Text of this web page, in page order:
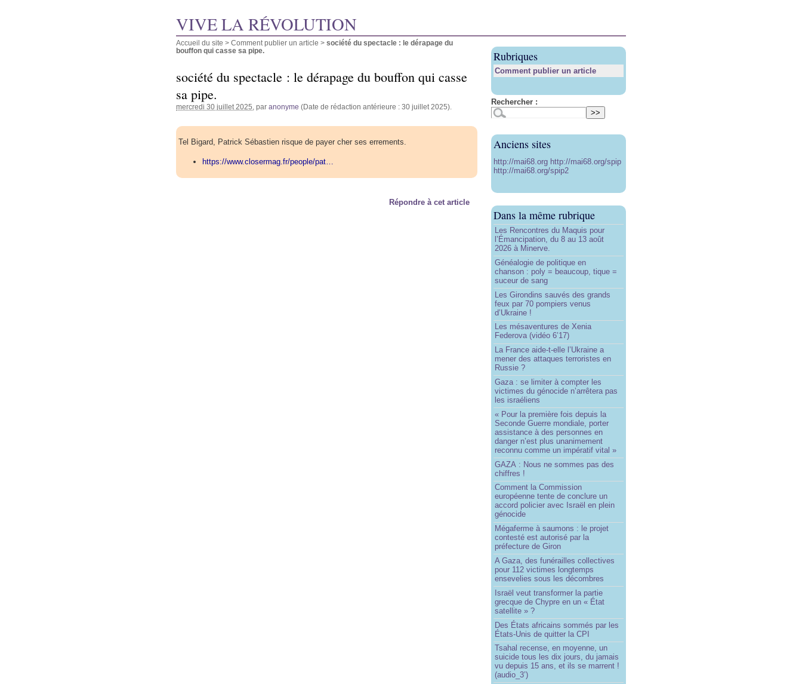
VIVE LA RÉVOLUTION
Accueil du site > Comment publier un article > société du spectacle : le dérapage du
bouffon qui casse sa pipe.
société du spectacle : le dérapage du bouffon qui casse
sa pipe.
mercredi 30 juillet 2025 , par anonyme (Date de rédaction antérieure : 30 juillet 2025).
Tel Bigard, Patrick Sébastien risque de payer cher ses errements.
https://www.closermag.fr/people/pat…
Répondre à cet article
Rubriques
Comment publier un article
Rechercher :
Anciens sites
http://mai68.org http://mai68.org/spip
http://mai68.org/spip2
Dans la même rubrique
Les Rencontres du Maquis pour
l’Émancipation, du 8 au 13 août
2026 à Minerve.
Généalogie de politique en
chanson : poly = beaucoup, tique =
suceur de sang
Les Girondins sauvés des grands
feux par 70 pompiers venus
d’Ukraine !
Les mésaventures de Xenia
Federova (vidéo 6’17)
La France aide-t-elle l’Ukraine a
mener des attaques terroristes en
Russie ?
Gaza : se limiter à compter les
victimes du génocide n’arrêtera pas
les israéliens
« Pour la première fois depuis la
Seconde Guerre mondiale, porter
assistance à des personnes en
danger n’est plus unanimement
reconnu comme un impératif vital »
GAZA : Nous ne sommes pas des
chiffres !
Comment la Commission
européenne tente de conclure un
accord policier avec Israël en plein
génocide
Mégaferme à saumons : le projet
contesté est autorisé par la
préfecture de Giron
A Gaza, des funérailles collectives
pour 112 victimes longtemps
ensevelies sous les décombres
Israël veut transformer la partie
grecque de Chypre en un « État
satellite » ?
Des États africains sommés par les
États-Unis de quitter la CPI
Tsahal recense, en moyenne, un
suicide tous les dix jours, du jamais
vu depuis 15 ans, et ils se marrent !
(audio_3’)